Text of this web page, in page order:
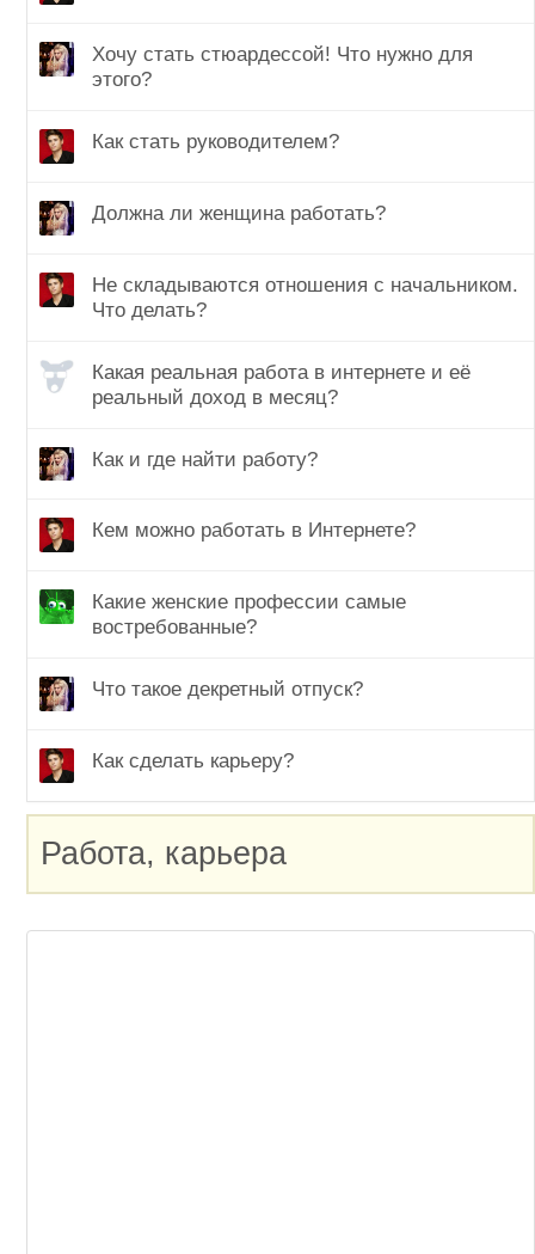
Хочу стать стюардессой! Что нужно для
этого?
Как стать руководителем?
Должна ли женщина работать?
Не складываются отношения с начальником.
Что делать?
Какая реальная работа в интернете и её
реальный доход в месяц?
Как и где найти работу?
Кем можно работать в Интернете?
Какие женские профессии самые
востребованные?
Что такое декретный отпуск?
Как сделать карьеру?
Работа, карьера